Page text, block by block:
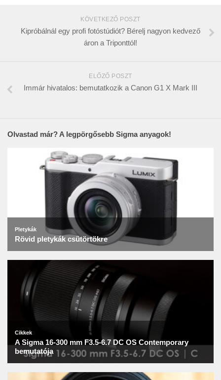
KÖVETKEZŐ POSZT
Kipróbálnál egy profi fotóstúdiót? Bérelj nagyon kedvező
áron a Triponttól!
ELŐZŐ POSZT
Immár hivatalos: bemutatkozik a Canon G1 X Mark III
Olvastad már? A legpörgősebb Sigma anyagok!